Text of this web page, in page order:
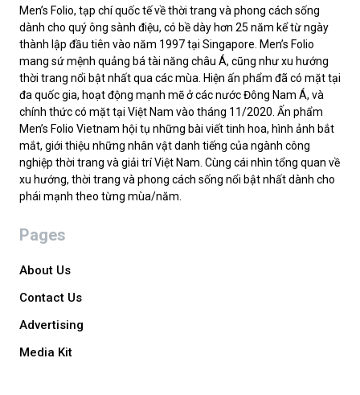
Men’s Folio, tạp chí quốc tế về thời trang và phong cách sống
dành cho quý ông sành điệu, có bề dày hơn 25 năm kể từ ngày
thành lập đầu tiên vào năm 1997 tại Singapore. Men’s Folio
mang sứ mệnh quảng bá tài năng châu Á, cũng như xu hướng
thời trang nổi bật nhất qua các mùa. Hiện ấn phẩm đã có mặt tại
đa quốc gia, hoạt động mạnh mẽ ở các nước Đông Nam Á, và
chính thức có mặt tại Việt Nam vào tháng 11/2020. Ấn phẩm
Men’s Folio Vietnam hội tụ những bài viết tinh hoa, hình ảnh bắt
mắt, giới thiệu những nhân vật danh tiếng của ngành công
nghiệp thời trang và giải trí Việt Nam. Cùng cái nhìn tổng quan về
xu hướng, thời trang và phong cách sống nổi bật nhất dành cho
phái mạnh theo từng mùa/năm.
Pages
About Us
Contact Us
Advertising
Media Kit